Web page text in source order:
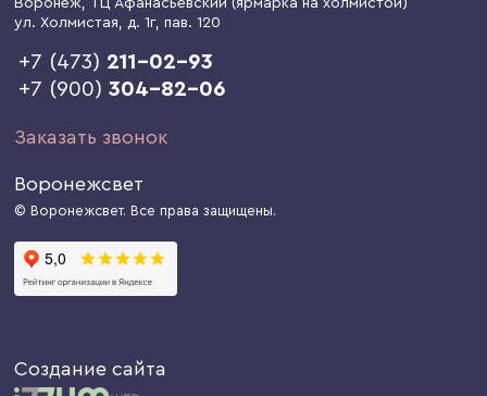
Воронеж, ТЦ Афанасьевский (ярмарка на холмистой)
ул. Холмистая, д. 1г, пав. 120
+7 (473) 211-02-93
+7 (900)304-82-06
Заказать звонок
Воронежсвет
© Воронежсвет. Все права защищены.
Создание сайта